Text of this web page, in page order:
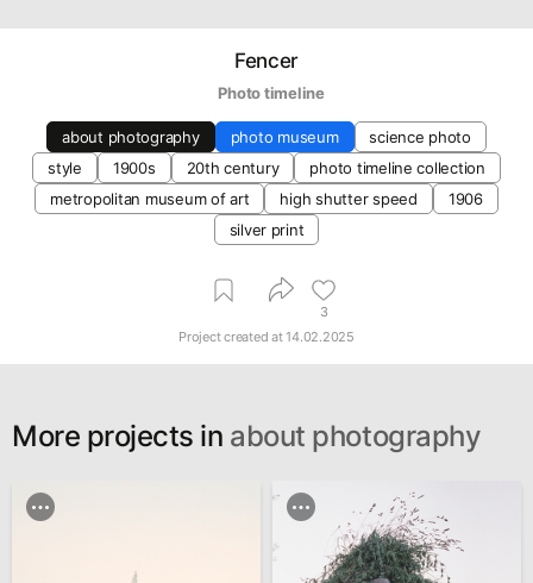
Fencer
   Photo timeline
about photography photo museum
⁠science photo
style
1900s 20th century
photo timeline collection
metropolitan museum of art
high shutter speed
1906
silver print
3
Project created at14.02.2025
More projects in about photography